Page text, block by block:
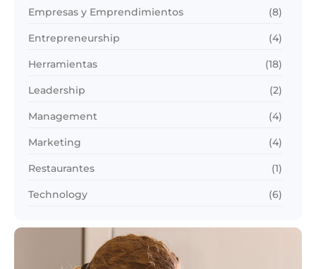
Empresas y Emprendimientos (8)
Entrepreneurship (4)
Herramientas (18)
Leadership (2)
Management (4)
Marketing (4)
Restaurantes (1)
Technology (6)